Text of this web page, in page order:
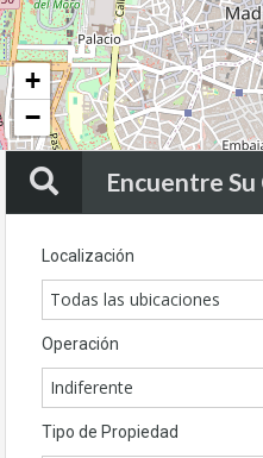
+
−
Encuentre Su
Localización
Todas las ubicaciones
Operación
Indiferente
Tipo de Propiedad